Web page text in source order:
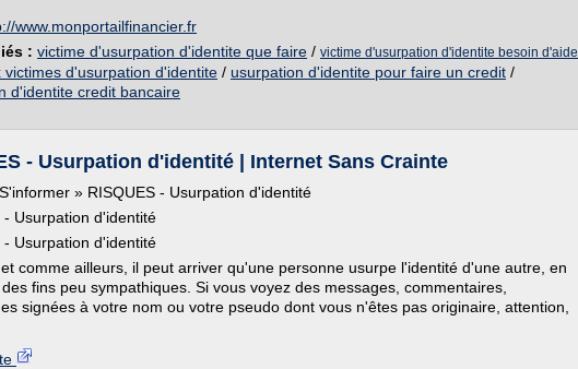
www.monportailfinancier.fr
: victime d'usurpation d'identite que faire / victime d'usurpation d'identite besoin d'aide
victimes d'usurpation d'identite / usurpation d'identite pour faire un credit /
d'identite credit bancaire
- Usurpation d'identité | Internet Sans Crainte
» RISQUES - Usurpation d'identité
- Usurpation d'identité
- Usurpation d'identité
comme ailleurs, il peut arriver qu'une personne usurpe l'identité d'une autre, en
fins peu sympathiques. Si vous voyez des messages, commentaires,
signées à votre nom ou votre pseudo dont vous n'êtes pas originaire, attention,